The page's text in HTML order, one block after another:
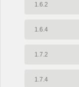
1.6.2
1.6.4
1.7.2
1.7.4